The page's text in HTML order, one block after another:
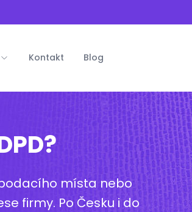
Kontakt Blog
místa nebo
firmy. Po Česku i do